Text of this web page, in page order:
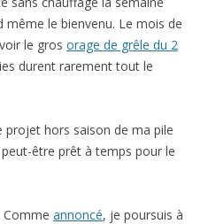
même le bienvenu. Le mois de
le gros orage de grêle du 2
durent rarement tout le
projet hors saison de ma pile
être prêt à temps pour le
annoncé, je poursuis à